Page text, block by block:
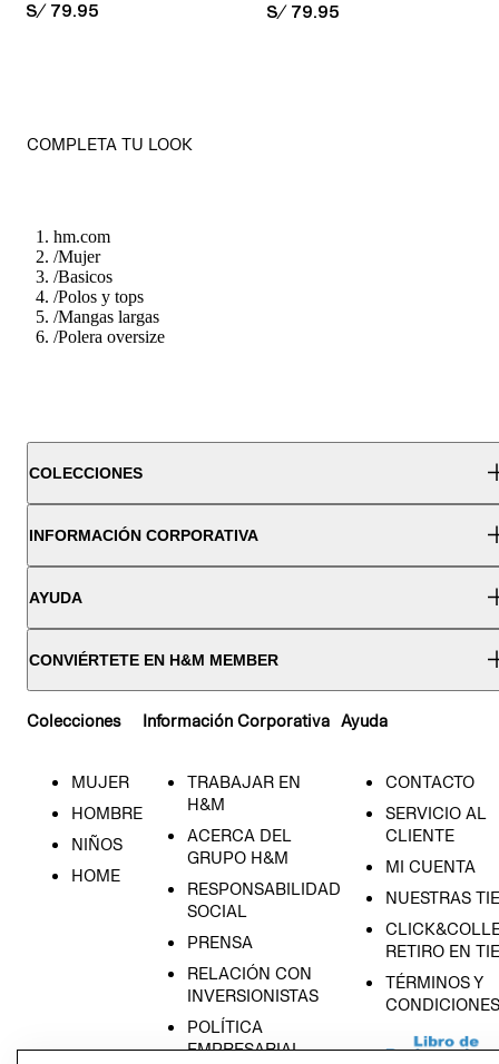
PRICE:
S/ 79.95 PRICE:
S/ 79.95
COMPLETA TU LOOK
hm.com
/Mujer
/Basicos
/Polos y tops
/Mangas largas
/Polera oversize
COLECCIONES
INFORMACIÓN CORPORATIVA
AYUDA
CONVIÉRTETE EN H&M MEMBER
Colecciones
MUJER
HOMBRE
NIÑOS
HOME
Información Corporativa
TRABAJAR EN
H&M
ACERCA DEL
GRUPO H&M
RESPONSABILIDAD
SOCIAL
PRENSA
RELACIÓN CON
INVERSIONISTAS
POLÍTICA
EMPRESARIAL
Ayuda
CONTACTO
SERVICIO AL
CLIENTE
MI CUENTA
NUESTRAS
RETIRO EN
TÉRMINOS Y
CONDICIONES